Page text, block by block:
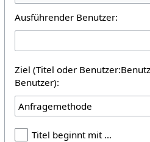
Ausführender Benutzer:
Ziel (Titel oder
Benutzer):
Titel beginnt mit …